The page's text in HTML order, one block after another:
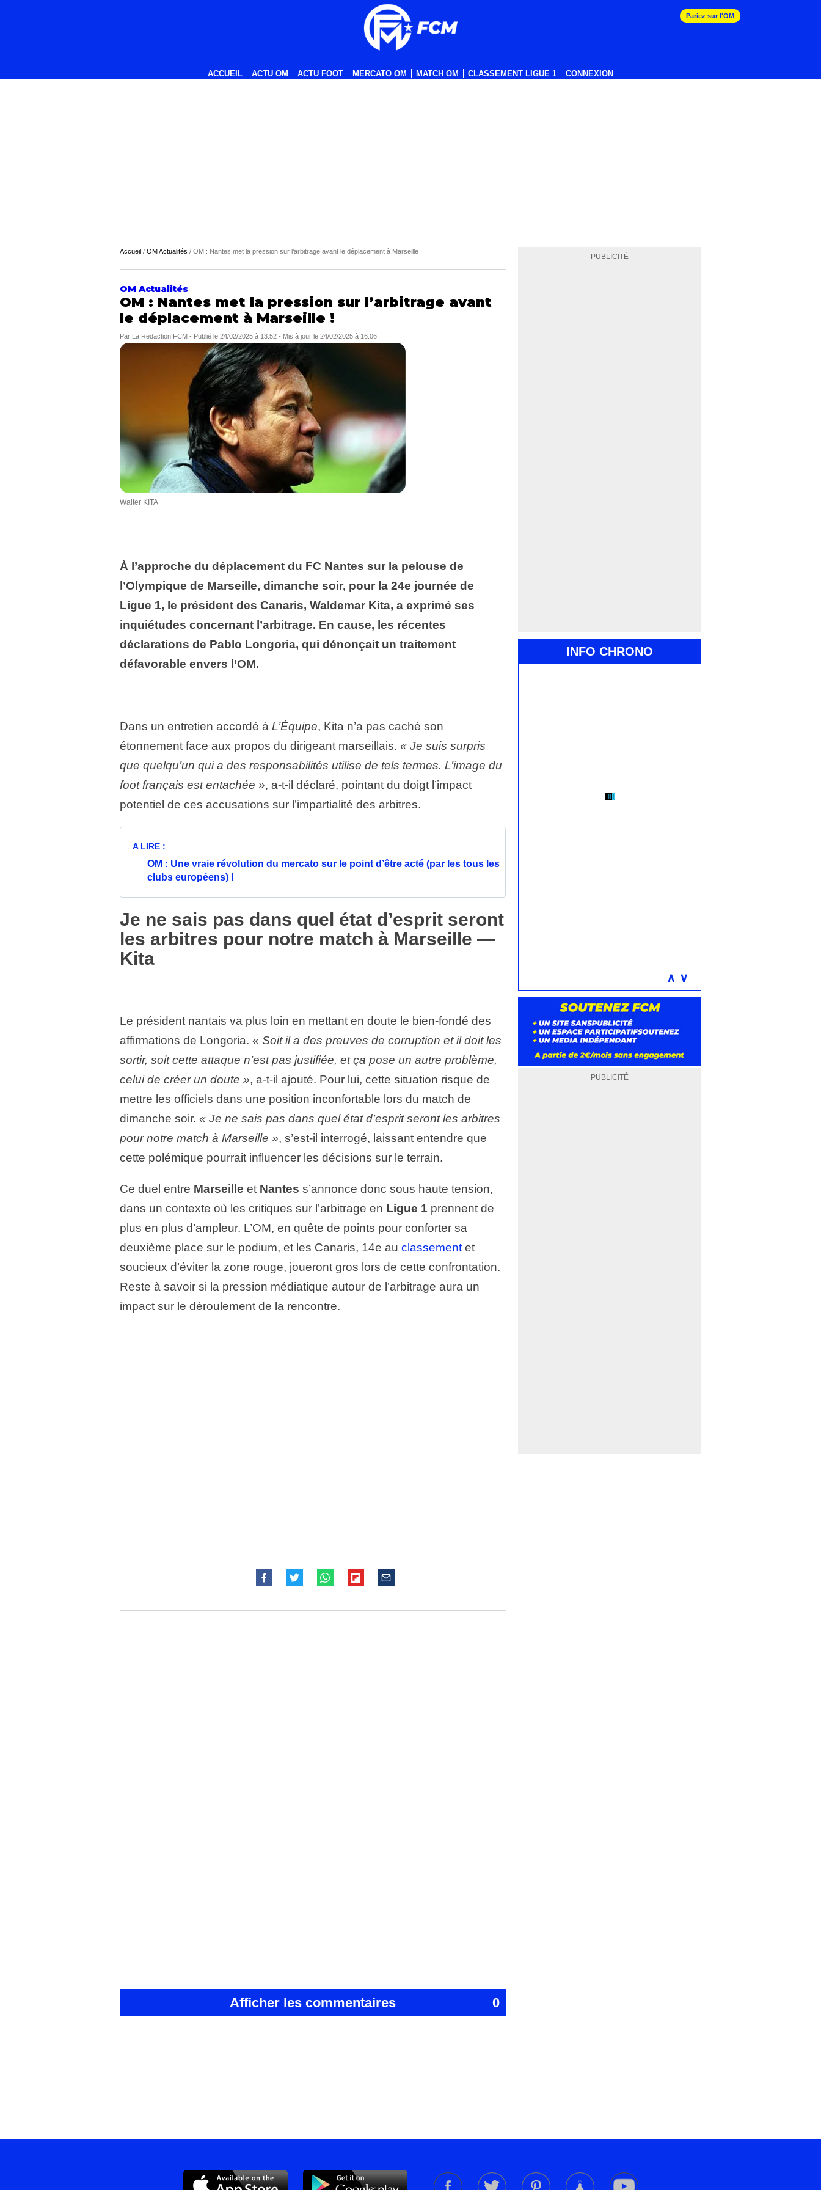
ACCUEIL ACTU OM ACTU FOOT MERCATO OM MATCH OM CLASSEMENT LIGUE 1 CONNEXION
Pariez sur l'OM
PUBLICITÉ
INFO CHRONO
∧ ∨
PUBLICITÉ
Accueil / OM Actualités / OM : Nantes met la pression sur l’arbitrage avant le déplacement à Marseille !
OM Actualités
OM : Nantes met la pression sur l’arbitrage avant
le déplacement à Marseille !
Par La Redaction FCM - Publié le 24/02/2025 à 13:52 - Mis à jour le 24/02/2025 à 16:06
Walter KITA
À l’approche du déplacement du FC Nantes sur la pelouse de
l’Olympique de Marseille, dimanche soir, pour la 24e journée de
Ligue 1, le président des Canaris, Waldemar Kita, a exprimé ses
inquiétudes concernant l’arbitrage. En cause, les récentes
déclarations de Pablo Longoria, qui dénonçait un traitement
défavorable envers l’OM.
Dans un entretien accordé à L’Équipe, Kita n’a pas caché son
étonnement face aux propos du dirigeant marseillais. « Je suis surpris
que quelqu’un qui a des responsabilités utilise de tels termes. L’image du
foot français est entachée », a-t-il déclaré, pointant du doigt l’impact
potentiel de ces accusations sur l’impartialité des arbitres.
A LIRE :
OM : Une vraie révolution du mercato sur le point d’être acté (par les tous les
clubs européens) !
Je ne sais pas dans quel état d’esprit seront
les arbitres pour notre match à Marseille —
Kita
Le président nantais va plus loin en mettant en doute le bien-fondé des
affirmations de Longoria. « Soit il a des preuves de corruption et il doit les
sortir, soit cette attaque n’est pas justifiée, et ça pose un autre problème,
celui de créer un doute », a-t-il ajouté. Pour lui, cette situation risque de
mettre les officiels dans une position inconfortable lors du match de
dimanche soir. « Je ne sais pas dans quel état d’esprit seront les arbitres
pour notre match à Marseille », s’est-il interrogé, laissant entendre que
cette polémique pourrait influencer les décisions sur le terrain.
Ce duel entre Marseille et Nantes s’annonce donc sous haute tension,
dans un contexte où les critiques sur l’arbitrage en Ligue 1 prennent de
plus en plus d’ampleur. L’OM, en quête de points pour conforter sa
deuxième place sur le podium, et les Canaris, 14e au classement et
soucieux d’éviter la zone rouge, joueront gros lors de cette confrontation.
Reste à savoir si la pression médiatique autour de l’arbitrage aura un
impact sur le déroulement de la rencontre.
Afficher les commentaires 0